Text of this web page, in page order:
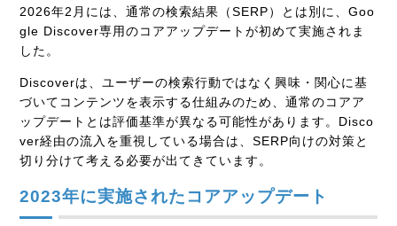
2026年2月には、通常の検索結果（SERP）とは別に、Goo
gle Discover専用のコアアップデートが初めて実施されま
した。
Discoverは、ユーザーの検索行動ではなく興味・関心に基
づいてコンテンツを表示する仕組みのため、通常のコアア
ップデートとは評価基準が異なる可能性があります。Disco
ver経由の流入を重視している場合は、SERP向けの対策と
切り分けて考える必要が出てきています。
2023年に実施されたコアアップデート